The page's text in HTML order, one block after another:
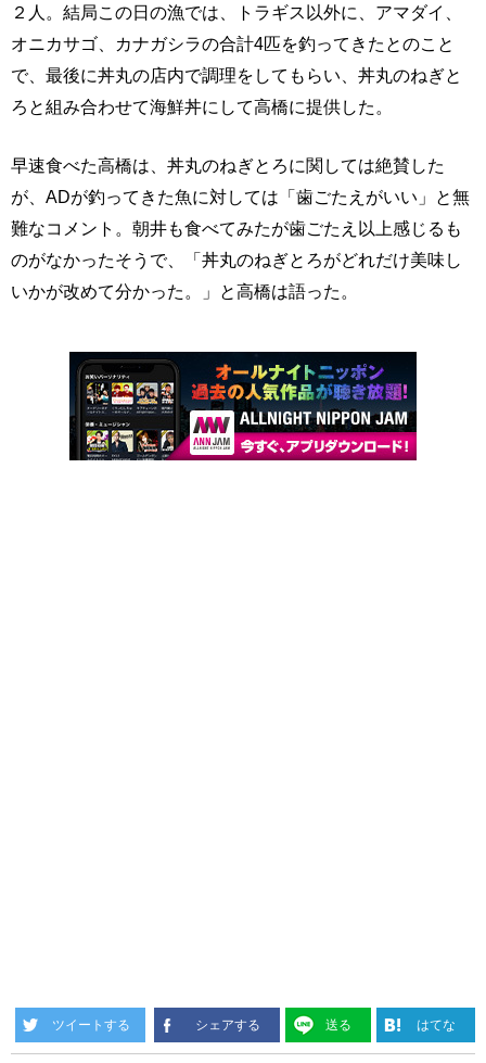
２人。結局この日の漁では、トラギス以外に、アマダイ、
オニカサゴ、カナガシラの合計4匹を釣ってきたとのこと
で、最後に丼丸の店内で調理をしてもらい、丼丸のねぎと
ろと組み合わせて海鮮丼にして高橋に提供した。
早速食べた高橋は、丼丸のねぎとろに関しては絶賛した
が、ADが釣ってきた魚に対しては「歯ごたえがいい」と無
難なコメント。朝井も食べてみたが歯ごたえ以上感じるも
のがなかったそうで、「丼丸のねぎとろがどれだけ美味し
いかが改めて分かった。」と高橋は語った。
ツイートする シェアする 送る はてな